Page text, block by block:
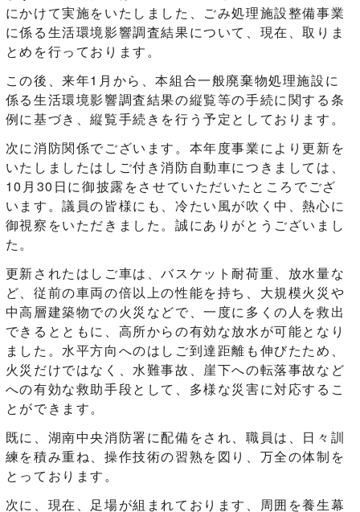
にかけて実施をいたしました、ごみ処理施設整備事業
に係る生活環境影響調査結果について、現在、取りま
とめを行っております。
この後、来年1月から、本組合一般廃棄物処理施設に
係る生活環境影響調査結果の縦覧等の手続に関する条
例に基づき、縦覧手続きを行う予定としております。
次に消防関係でございます。本年度事業により更新を
いたしましたはしご付き消防自動車につきましては、
10月30日に御披露をさせていただいたところでござ
います。議員の皆様にも、冷たい風が吹く中、熱心に
御視察をいただきました。誠にありがとうございまし
た。
更新されたはしご車は、バスケット耐荷重、放水量な
ど、従前の車両の倍以上の性能を持ち、大規模火災や
中高層建築物での火災などで、一度に多くの人を救出
できるとともに、高所からの有効な放水が可能となり
ました。水平方向へのはしご到達距離も伸びたため、
火災だけではなく、水難事故、崖下への転落事故など
への有効な救助手段として、多様な災害に対応するこ
とができます。
既に、湖南中央消防署に配備をされ、職員は、日々訓
練を積み重ね、操作技術の習熟を図り、万全の体制を
とっております。
次に、現在、足場が組まれております、周囲を養生幕